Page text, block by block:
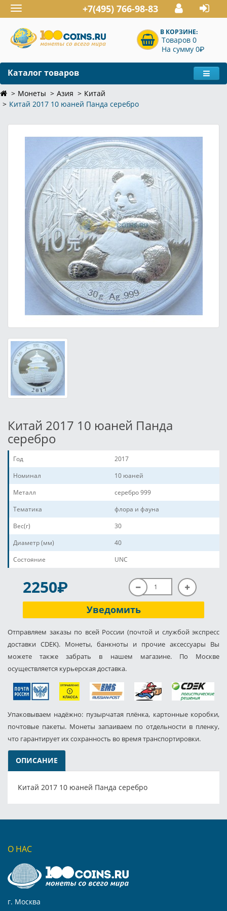
Toggle
navigation
+7(495) 766-98-83
В КОРЗИНЕ:
Товаров 0
На сумму 0P
Каталог товаров
Монеты Азия
Китай
Китай 2017 10 юаней Панда серебро
Китай 2017 10 юаней Панда
серебро
Год
2017
Номинал
10 юаней
Металл
серебро 999
Тематика
флора и фауна
Вес(г)
30
Диаметр (мм)
40
Состояние
UNC
2250P
Уведомить
Отправляем заказы по всей России (почтой и службой экспресс
доставки CDEK). Монеты, банкноты и прочие аксессуары Вы
можете также забрать в нашем магазине. По Москве
осуществляется курьерская доставка.
Упаковываем надёжно: пузырчатая плёнка, картонные коробки,
почтовые пакеты. Монеты запаиваем по отдельности в пленку,
что гарантирует их сохранность во время транспортировки.
ОПИСАНИЕ
Китай 2017 10 юаней Панда серебро
О НАС
г. Москва